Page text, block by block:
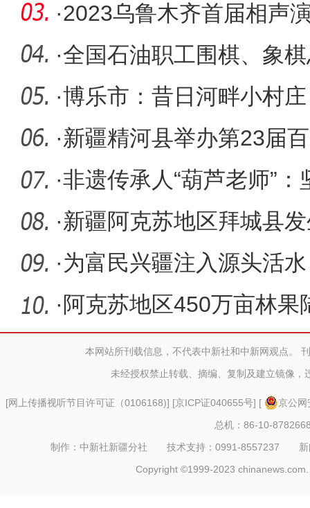
·2023乌鲁木齐首届相声
·全国石油职工围棋、象
玛依圆满
·博乐市：昔日河畔小村
·新疆精河县举办第23届
颁奖晚会
·非遗传承人“葫芦老师”
工艺历
·新疆阿克苏地区拜城县
度10千
·为富民兴疆注入源头活
及库车百
· 阿克苏地区450万亩林
本网站所刊载信息，不代表中新社和中新网观点。
未经授权禁止转载、摘编、复制及建立镜像，
[网上传播视听节目许可证（0106168)] [京ICP证040655号] [
京公
总机：86-10-
制作：中新社新疆分社 技术支持：0991-8557237
Copyright ©1999-2023